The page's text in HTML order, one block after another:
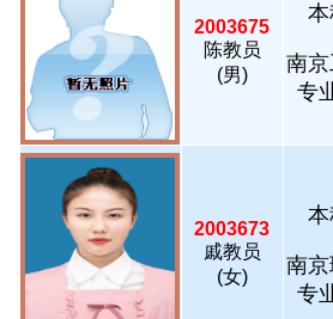
2003675
陈教员
(男)
南
专
2003673
戚教员
(女)
南
专